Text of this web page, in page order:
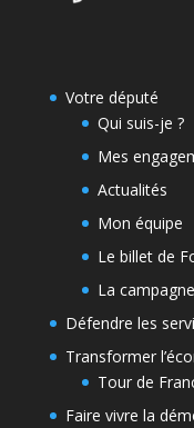
Votre député
Qui suis-je ?
Mes
Actualités
Mon équipe
Le billet de
La
Défendre les
Transformer
Tour de
Faire vivre la